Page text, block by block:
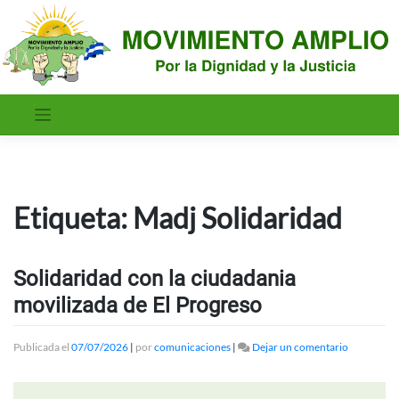
contenido
Etiqueta: Madj Solidaridad
Solidaridad con la ciudadania
movilizada de El Progreso
Publicada el 07/07/2026 | porcomunicaciones | Dejar un comentarioen